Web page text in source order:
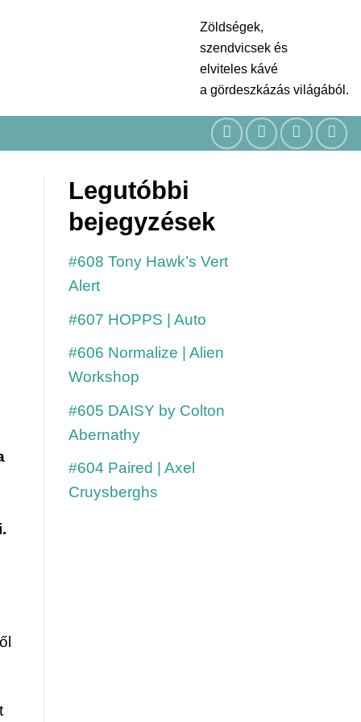
Zöldségek,
szendvicsek és
elviteles kávé
a gördeszkázás világából.
Legutóbbi
bejegyzések
#608 Tony Hawk’s Vert
Alert
#607 HOPPS | Auto
#606 Normalize | Alien
Workshop
#605 DAISY by Colton
Abernathy
#604 Paired | Axel
Cruysberghs